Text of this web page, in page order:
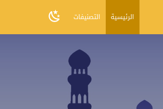
الرئيسية التصنيفات